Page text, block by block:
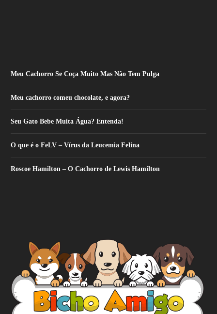
Meu Cachorro Se Coça Muito Mas Não Tem Pulga
Meu cachorro comeu chocolate, e agora?
Seu Gato Bebe Muita Água? Entenda!
O que é o FeLV – Vírus da Leucemia Felina
Roscoe Hamilton – O Cachorro de Lewis Hamilton